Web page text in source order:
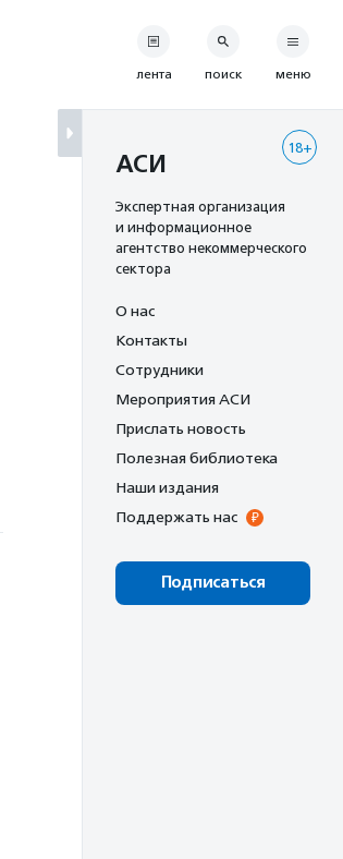
лента поиск меню
18+
АСИ
Экспертная организация
и информационное
агентство некоммерческого
сектора
О нас
Контакты
Сотрудники
Мероприятия АСИ
Прислать новость
Полезная библиотека
Наши издания
Поддержать нас
Подписаться